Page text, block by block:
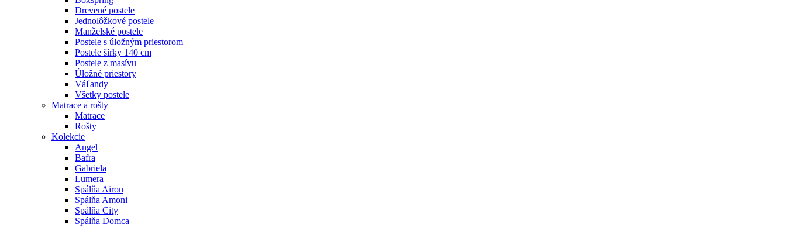
Drevené postele
Jednolôžkové postele
Manželské postele
Postele s úložným priestorom
Postele šírky 140 cm
Postele z masívu
Úložné priestory
Váľandy
Všetky postele
Matrace a rošty
Matrace
Rošty
Kolekcie
Angel
Bafra
Gabriela
Lumera
Spálňa Airon
Spálňa Amoni
Spálňa City
Spálňa Domca